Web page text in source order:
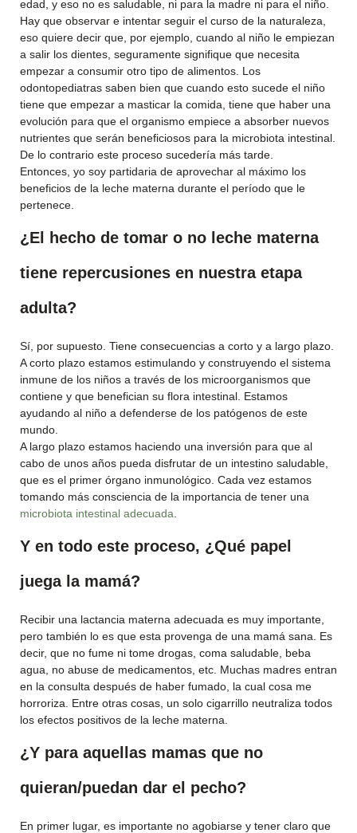
edad, y eso no es saludable, ni para la madre ni para el niño.
Hay que observar e intentar seguir el curso de la naturaleza,
eso quiere decir que, por ejemplo, cuando al niño le empiezan
a salir los dientes, seguramente signifique que necesita
empezar a consumir otro tipo de alimentos. Los
odontopediatras saben bien que cuando esto sucede el niño
tiene que empezar a masticar la comida, tiene que haber una
evolución para que el organismo empiece a absorber nuevos
nutrientes que serán beneficiosos para la microbiota intestinal.
De lo contrario este proceso sucedería más tarde.
Entonces, yo soy partidaria de aprovechar al máximo los
beneficios de la leche materna durante el período que le
pertenece.
¿El hecho de tomar o no leche materna
tiene repercusiones en nuestra etapa
adulta?
Sí, por supuesto. Tiene consecuencias a corto y a largo plazo.
A corto plazo estamos estimulando y construyendo el sistema
inmune de los niños a través de los microorganismos que
contiene y que benefician su flora intestinal. Estamos
ayudando al niño a defenderse de los patógenos de este
mundo.
A largo plazo estamos haciendo una inversión para que al
cabo de unos años pueda disfrutar de un intestino saludable,
que es el primer órgano inmunológico. Cada vez estamos
tomando más consciencia de la importancia de tener una
microbiota intestinal adecuada
Y en todo este proceso, ¿Qué papel
juega la mamá?
Recibir una lactancia materna adecuada es muy importante,
pero también lo es que esta provenga de una mamá sana. Es
decir, que no fume ni tome drogas, coma saludable, beba
agua, no abuse de medicamentos, etc. Muchas madres entran
en la consulta después de haber fumado, la cual cosa me
horroriza. Entre otras cosas, un solo cigarrillo neutraliza todos
los efectos positivos de la leche materna.
¿Y para aquellas mamas que no
quieran/puedan dar el pecho?
En primer lugar, es importante no agobiarse y tener claro que